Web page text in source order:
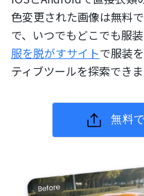
色変更された画像は無料
で、いつでもどこでも服
服を脱がすサイトで服装
ティブツールを探索できま
無料